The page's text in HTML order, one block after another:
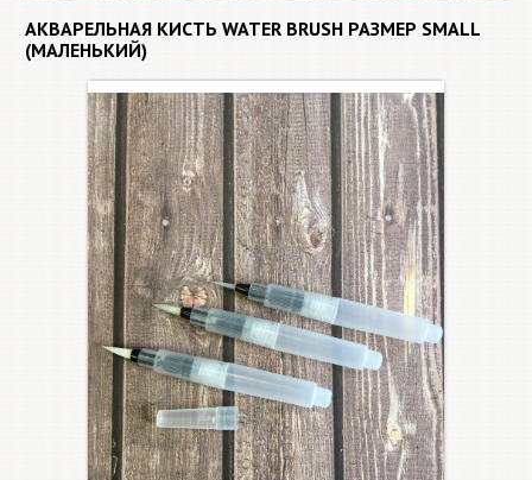
АКВАРЕЛЬНАЯ КИСТЬ WATER BRUSH РАЗМЕР SMALL
(МАЛЕНЬКИЙ)